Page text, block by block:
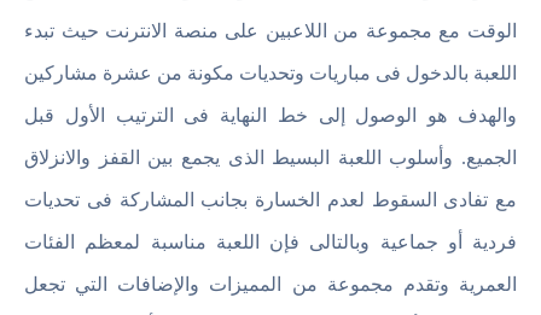
الوقت مع مجموعة من اللاعبين على منصة الانترنت حيث تبدء
اللعبة بالدخول فى مباريات وتحديات مكونة من عشرة مشاركين
والهدف هو الوصول إلى خط النهاية فى الترتيب الأول قبل
الجميع. وأسلوب اللعبة البسيط الذى يجمع بين القفز والانزلاق
مع تفادى السقوط لعدم الخسارة بجانب المشاركة فى تحديات
فردية أو جماعية وبالتالى فإن اللعبة مناسبة لمعظم الفئات
العمرية وتقدم مجموعة من المميزات والإضافات التي تجعل